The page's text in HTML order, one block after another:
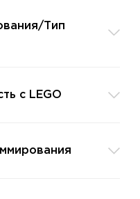
Тип
с LEGO